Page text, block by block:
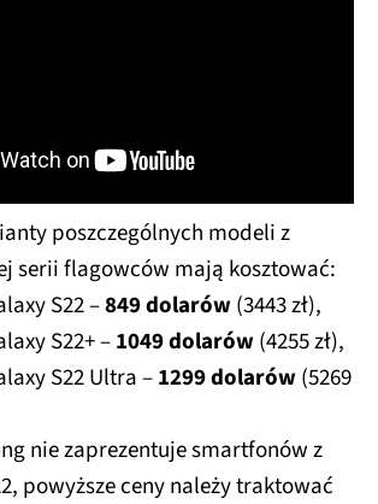
poszczególnych modeli z
serii flagowców mają kosztować:
S22 –849 dolarów(3443 zł),
S22+ –1049 dolarów(4255 zł),
S22 Ultra –1299 dolarów(5269
nie zaprezentuje smartfonów z
powyższe ceny należy traktować